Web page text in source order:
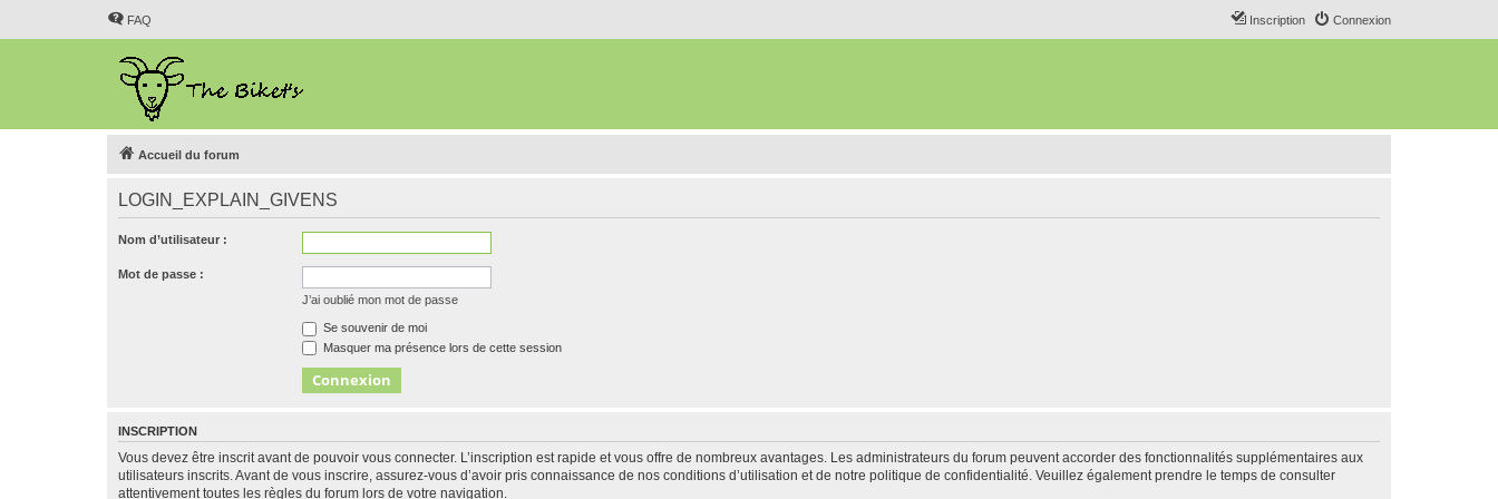
FAQ Connexion
Inscription
Accueil du forum
LOGIN_EXPLAIN_GIVENS
Nom d’utilisateur :
Mot de passe :
J’ai oublié mon mot de passe
Se souvenir de moi
Masquer ma présence lors de cette session
INSCRIPTION
Vous devez être inscrit avant de pouvoir vous connecter. L’inscription est rapide et vous offre de nombreux avantages. Les administrateurs du forum peuvent accorder des fonctionnalités supplémentaires aux
utilisateurs inscrits. Avant de vous inscrire, assurez-vous d’avoir pris connaissance de nos conditions d’utilisation et de notre politique de confidentialité. Veuillez également prendre le temps de consulter
attentivement toutes les règles du forum lors de votre navigation.